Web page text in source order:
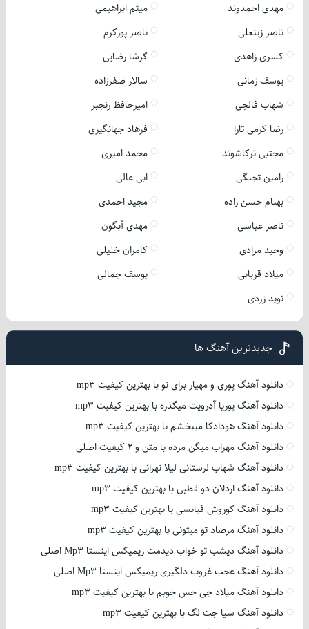
مهدی احمدوند
میثم ابراهیمی
ناصر زینعلی
ناصر پورکرم
کسری زاهدی
گرشا رضایی
یوسف زمانی
سالار صفرزاده
شهاب فالجی
امیرحافظ رنجبر
رضا کرمی تارا
فرهاد جهانگیری
مجتبی ترکاشوند
محمد امیری
رامین تجنگی
ابی عالی
بهنام حسن زاده
مجید احمدی
ناصر عباسی
مهدی آبگون
وحید مرادی
کامران خلیلی
میلاد قربانی
یوسف جمالی
نوید زردی
جدیدترین آهنگ ها
دانلود آهنگ پوری و مهیار برای تو با بهترین کیفیت mp3
دانلود آهنگ پوریا آدرویت میگذره با بهترین کیفیت mp3
دانلود آهنگ هودادکا میبخشم با بهترین کیفیت mp3
دانلود آهنگ مهراب میگن مرده با متن و 2 کیفیت اصلی
دانلود آهنگ شهاب لرستانی لیلا تهرانی با بهترین کیفیت mp3
دانلود آهنگ اردلان دو قطبی با بهترین کیفیت mp3
دانلود آهنگ کوروش فیانسی با بهترین کیفیت mp3
دانلود آهنگ مرصاد تو میتونی با بهترین کیفیت mp3
دانلود آهنگ دیشب تو خواب دیدمت ریمیکس اینستا Mp3 اصلی
دانلود آهنگ عجب غروب دلگیری ریمیکس اینستا Mp3 اصلی
دانلود آهنگ میلاد جی حس خوبم با بهترین کیفیت mp3
دانلود آهنگ سیا جت لگ با بهترین کیفیت mp3